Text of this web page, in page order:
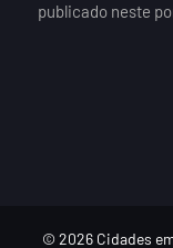
publicado neste
© 2026 Cidades